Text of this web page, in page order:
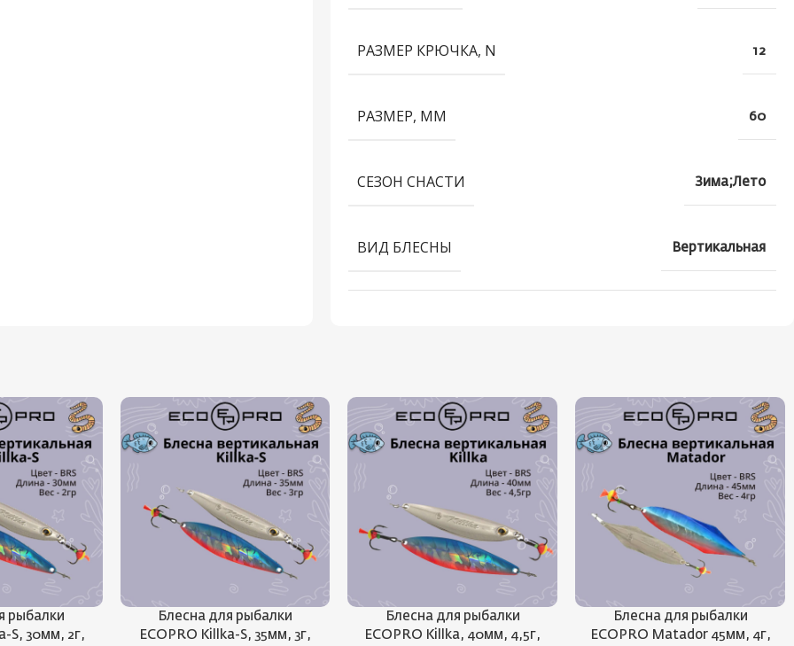
РАЗМЕР КРЮЧКА, N 12
РАЗМЕР, ММ 60
СЕЗОН СНАСТИ Зима;Лето
ВИД БЛЕСНЫ Вертикальная
рыбалки
S, 30мм, 2г,
Блесна для рыбалки
ECOPRO Killka-S, 35мм, 3г,
Блесна для рыбалки
ECOPRO Killka, 40мм, 4,5г,
Блесна для рыбалки
ECOPRO Matador 45мм, 4г,